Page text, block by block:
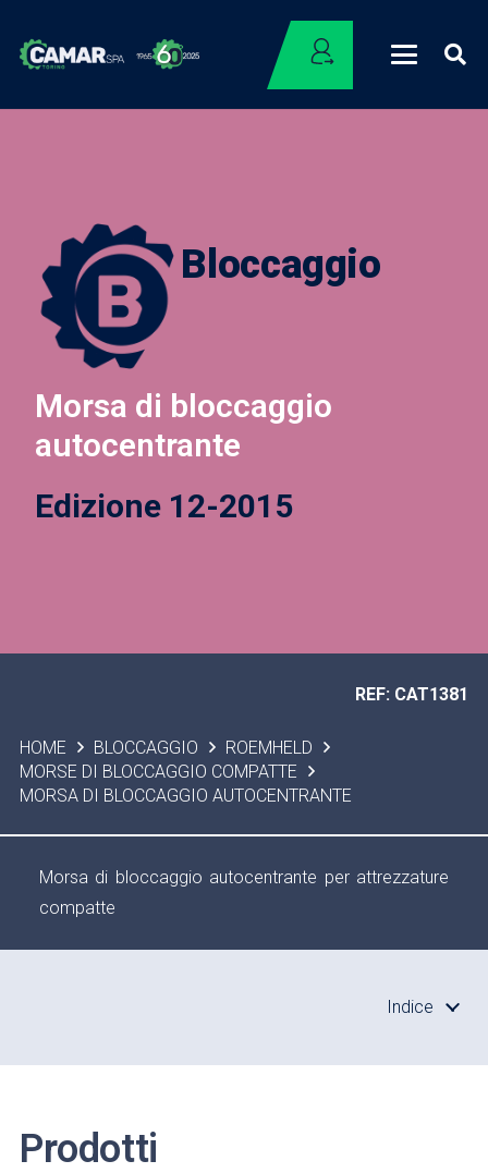
Bloccaggio
Morsa di bloccaggio
autocentrante
Edizione 12-2015
HOME BLOCCAGGIO
ROEMHELD
MORSE DI BLOCCAGGIO COMPATTE
MORSA DI BLOCCAGGIO AUTOCENTRANTE
REF: CAT1381
Morsa di bloccaggio autocentrante per attrezzature
compatte
Indice
Prodotti